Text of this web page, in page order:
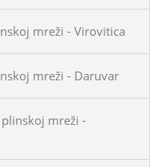
mreži - Virovitica
mreži - Daruvar
mreži -